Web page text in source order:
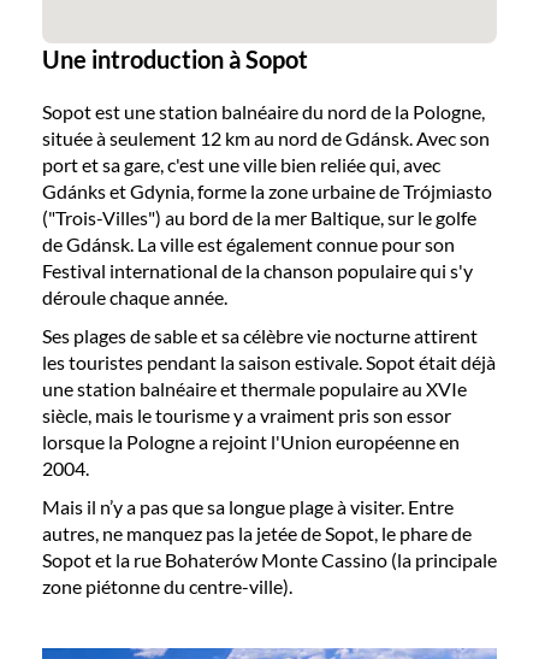
Une introduction à Sopot
Sopot est une station balnéaire du nord de la Pologne,
située à seulement 12 km au nord de Gdánsk. Avec son
port et sa gare, c'est une ville bien reliée qui, avec
Gdánks et Gdynia, forme la zone urbaine de Trójmiasto
("Trois-Villes") au bord de la mer Baltique, sur le golfe
de Gdánsk. La ville est également connue pour son
Festival international de la chanson populaire qui s'y
déroule chaque année.
Ses plages de sable et sa célèbre vie nocturne attirent
les touristes pendant la saison estivale. Sopot était déjà
une station balnéaire et thermale populaire au XVIe
siècle, mais le tourisme y a vraiment pris son essor
lorsque la Pologne a rejoint l'Union européenne en
2004.
Mais il n’y a pas que sa longue plage à visiter. Entre
autres, ne manquez pas la jetée de Sopot, le phare de
Sopot et la rue Bohaterów Monte Cassino (la principale
zone piétonne du centre-ville).